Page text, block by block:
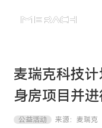
麦瑞克科技
身房项目并
公益活动 来源： 麦瑞克